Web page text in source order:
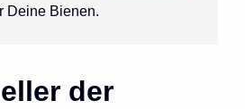
Deine Bienen.
der